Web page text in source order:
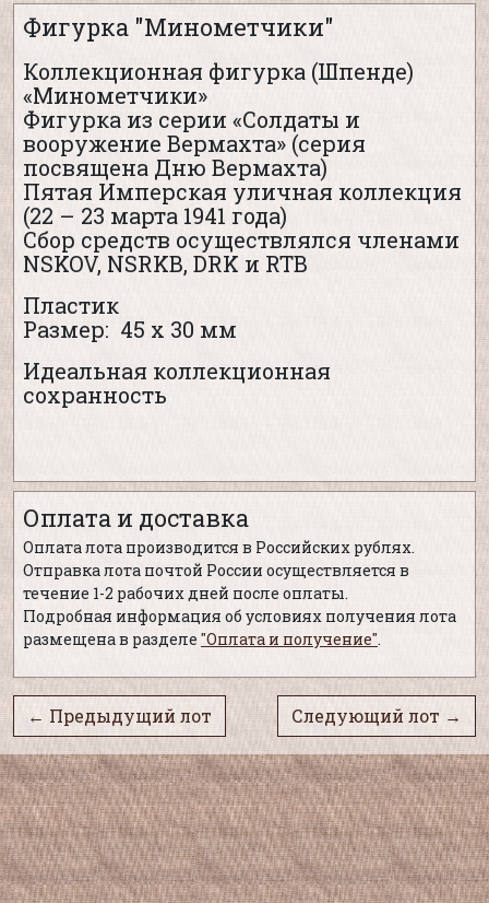
Фигурка "Минометчики"
Коллекционная фигурка (Шпенде)
«Минометчики»
Фигурка из серии «Солдаты и
вооружение Вермахта» (серия
посвящена Дню Вермахта)
Пятая Имперская уличная коллекция
(22 – 23 марта 1941 года)
Сбор средств осуществлялся членами
NSKOV, NSRKB, DRK и RTB
Пластик
Размер: 45 х 30 мм
Идеальная коллекционная
сохранность
Оплата и доставка
Оплата лота производится в Российских рублях.
Отправка лота почтой России осуществляется в
течение 1-2 рабочих дней после оплаты.
Подробная информация об условиях получения лота
размещена в разделе "Оплата и получение".
← Предыдущий лот Следующий лот →